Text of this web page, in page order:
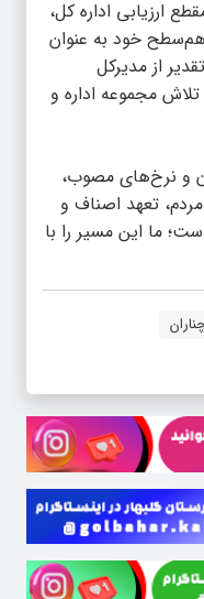
ارزیابی اداره کل،
خود به عنوان
از مدیرکل
مجموعه اداره و
و نرخ‌های مصوب،
تعهد اصناف و
ما این مسیر را با